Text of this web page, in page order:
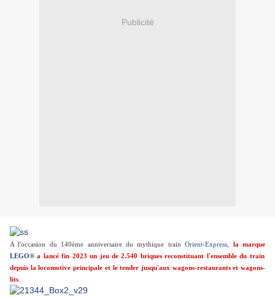
Publicité
A l'occasion du 140ème anniversaire du mythique trainOrient-Express
la marque
LEGO®a lancé fin 2023 un jeu de 2.540 briques reconstituant l'ensemble du train
depuis la locomotive principale et le tender jusqu'aux wagons-restaurants et wagons-
lits